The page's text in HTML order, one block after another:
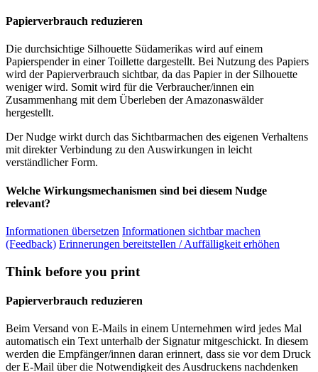
Papierverbrauch reduzieren
Die durchsichtige Silhouette Südamerikas wird auf einem
Papierspender in einer Toillette dargestellt. Bei Nutzung des Papiers
wird der Papierverbrauch sichtbar, da das Papier in der Silhouette
weniger wird. Somit wird für die Verbraucher/innen ein
Zusammenhang mit dem Überleben der Amazonaswälder
hergestellt.
Der Nudge wirkt durch das Sichtbarmachen des eigenen Verhaltens
mit direkter Verbindung zu den Auswirkungen in leicht
verständlicher Form.
Welche Wirkungsmechanismen sind bei diesem Nudge
relevant?
Informationen übersetzen Informationen sichtbar machen
(Feedback) Erinnerungen bereitstellen / Auffälligkeit erhöhen
Think before you print
Papierverbrauch reduzieren
Beim Versand von E-Mails in einem Unternehmen wird jedes Mal
automatisch ein Text unterhalb der Signatur mitgeschickt. In diesem
werden die Empfänger/innen daran erinnert, dass sie vor dem Druck
der E-Mail über die Notwendigkeit des Ausdruckens nachdenken